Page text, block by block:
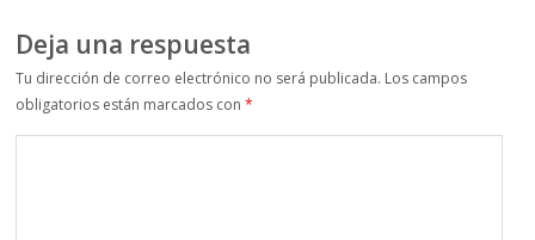
Deja una respuesta
Tu dirección de correo electrónico no será publicada. Los campos
obligatorios están marcados con*